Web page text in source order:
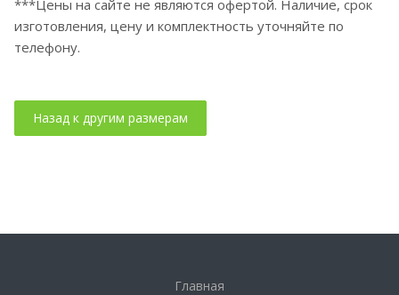
***Цены на сайте не являются офертой. Наличие, срок
изготовления, цену и комплектность уточняйте по
телефону.
Главная